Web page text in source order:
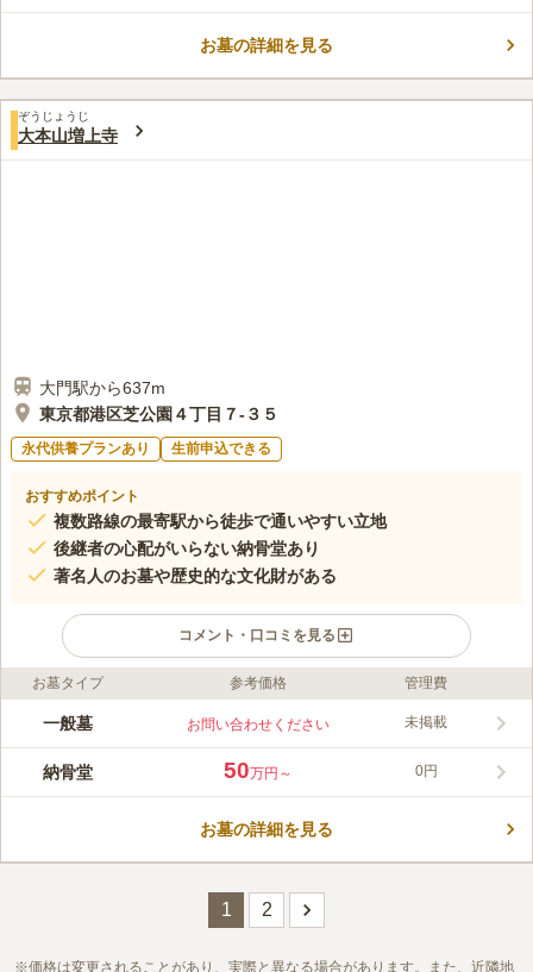
駅」、「赤羽橋駅」と各駅から徒歩圏内、バス停も近く色々な交
口コミ評価
みんなの評価
お墓の詳細を見る
ぞうじょうじ
大本山増上寺
大門駅から637m
東京都港区芝公園４丁目７-３５
永代供養プランあり 生前申込できる
おすすめポイント
複数路線の最寄駅から徒歩で通いやすい立地
後継者の心配がいらない納骨堂あり
著名人のお墓や歴史的な文化財がある
コメント・口コミを見る
ライフドット編集部のコメント
600年以上の歴史を持ち、浄土宗の七大本山の一つとして宗門の
提寺にも選ばれているなど、徳川家と深いかかわりを持っていま
す。 浄土宗の七大本山の一つ、増上寺が管理している霊園で
とお参りすることができます。 近くには徳川将軍家の墓所も建
も設置されており、車椅子の方もお参りができます。
この霊園はまだ誰からも評価されていません。
お墓タイプ 参考価格 管理費
一般墓 お問い合わせください 未掲載
納骨堂 50万円～ 0円
お墓の詳細を見る
1 2
価格は変更されることがあり、実際と異なる場合があります。また、近隣地